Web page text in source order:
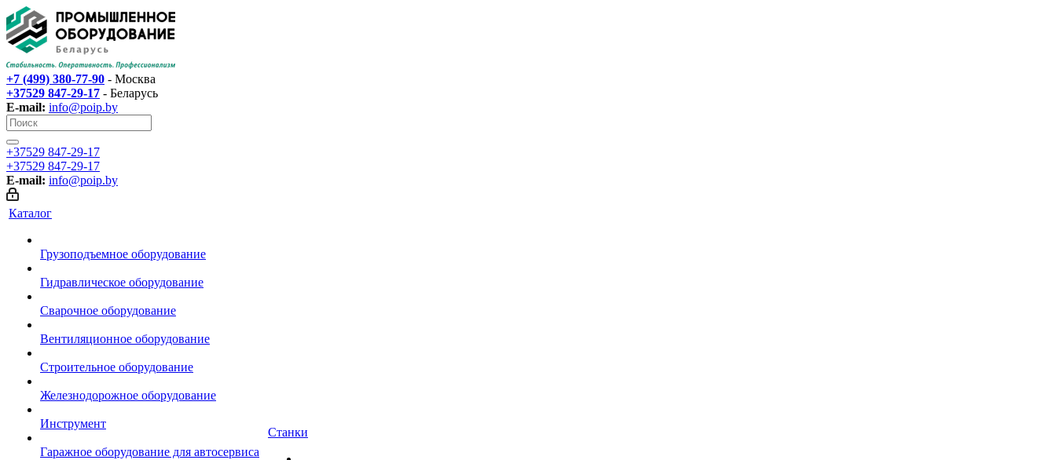
+7 (499) 380-77-90 - Москва
+37529 847-29-17‬ - Беларусь
E-mail: info@poip.by
+37529 847-29-17‬
+37529 847-29-17‬
E-mail: info@poip.by
Каталог
Грузоподъемное оборудование
Гидравлическое оборудование
Сварочное оборудование
Вентиляционное оборудование
Строительное оборудование
Железнодорожное оборудование
Инструмент
Гаражное оборудование для автосервиса
Станки